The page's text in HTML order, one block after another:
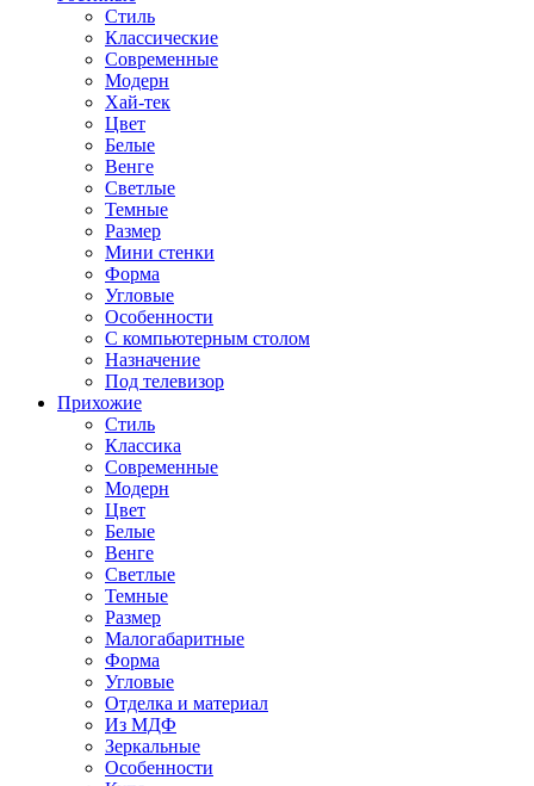
Стиль
Классические
Современные
Модерн
Хай-тек
Цвет
Белые
Венге
Светлые
Темные
Размер
Мини стенки
Форма
Угловые
Особенности
С компьютерным столом
Назначение
Под телевизор
Прихожие
Стиль
Классика
Современные
Модерн
Цвет
Белые
Венге
Светлые
Темные
Размер
Малогабаритные
Форма
Угловые
Отделка и материал
Из МДФ
Зеркальные
Особенности